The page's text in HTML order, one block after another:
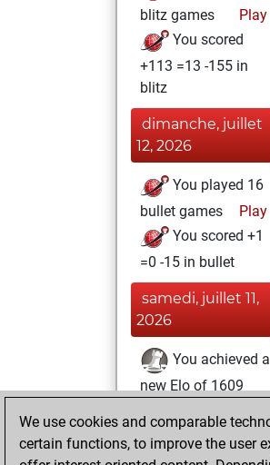
blitz games
Play
You scored
+113 =13 -155 in
blitz
dimanche, juillet
12, 2026
You played 16
bullet games
Play
You scored +1
=0 -15 in bullet
samedi, juillet 11,
2026
You achieved a
new Elo of 1609
created your Fritz
account
We use cookies and comparable
certain functions, to improve the user